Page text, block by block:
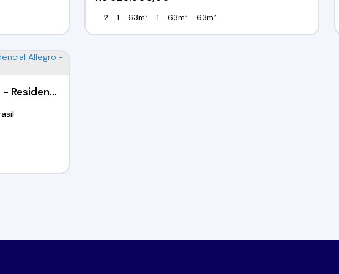
2 1 63m² 1 63m² 63m²
Apartamento com 02 Quartos - Residencial Allegro - Cotia/SP